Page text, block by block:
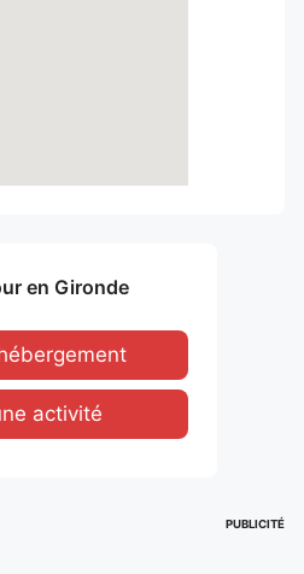
en Gironde
activité
PUBLICITÉ